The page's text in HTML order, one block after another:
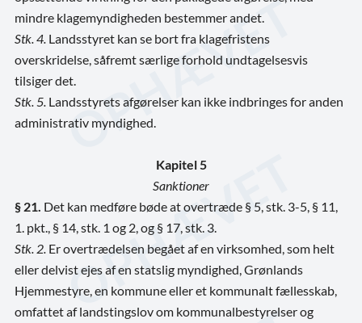
mindre klagemyndigheden bestemmer andet.
Stk. 4. Landsstyret kan se bort fra klagefristens
overskridelse, såfremt særlige forhold undtagelsesvis
tilsiger det.
Stk. 5. Landsstyrets afgørelser kan ikke indbringes for anden
administrativ myndighed.
Kapitel 5
Sanktioner
§ 21. Det kan medføre bøde at overtræde § 5, stk. 3-5, § 11,
1. pkt., § 14, stk. 1 og 2, og § 17, stk. 3.
Stk. 2. Er overtrædelsen begået af en virksomhed, som helt
eller delvist ejes af en statslig myndighed, Grønlands
Hjemmestyre, en kommune eller et kommunalt fællesskab,
omfattet af landstingslov om kommunalbestyrelser og